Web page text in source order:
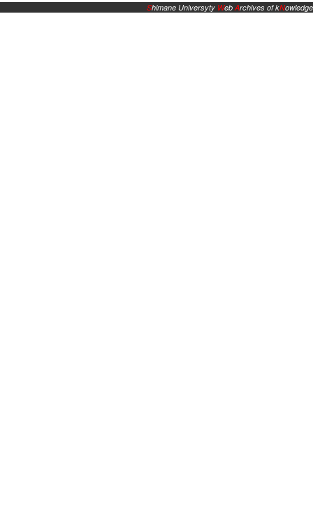
Shimane Universyty WebArchives of kNowledge